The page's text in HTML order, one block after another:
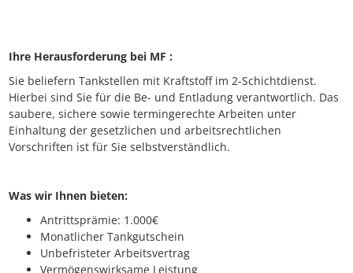
Ihre Herausforderung bei MF :
Sie beliefern Tankstellen mit Kraftstoff im 2-Schichtdienst.
Hierbei sind Sie für die Be- und Entladung verantwortlich. Das
saubere, sichere sowie termingerechte Arbeiten unter
Einhaltung der gesetzlichen und arbeitsrechtlichen
Vorschriften ist für Sie selbstverständlich.
Was wir Ihnen bieten:
Antrittsprämie: 1.000€
Monatlicher Tankgutschein
Unbefristeter Arbeitsvertrag
Vermögenswirksame Leistung